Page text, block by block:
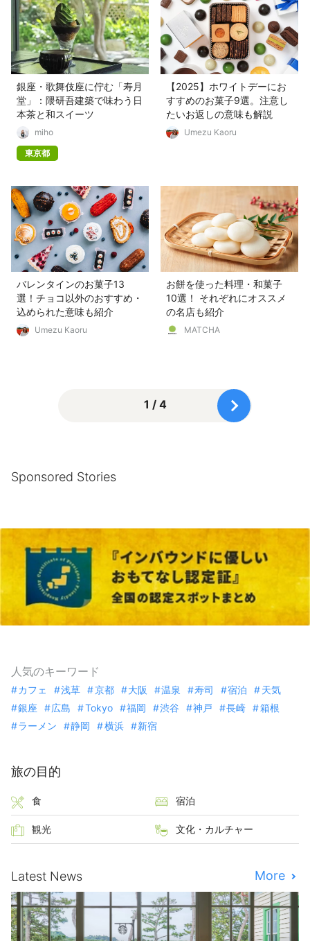
銀座・歌舞伎座に佇む「寿月
堂」：隈研吾建築で味わう日
本茶と和スイーツ
miho
東京都
【2025】ホワイトデーにお
すすめのお菓子9選。注意し
たいお返しの意味も解説
Umezu Kaoru
バレンタインのお菓子13
選！チョコ以外のおすすめ・
込められた意味も紹介
Umezu Kaoru
お餅を使った料理・和菓子
10選！ それぞれにオススメ
の名店も紹介
MATCHA
1 / 4
Sponsored Stories
人気のキーワード
カフェ 浅草 京都 大阪 温泉 寿司 宿泊
天気
銀座
広島 Tokyo 福岡 渋谷 神戸 長崎
箱根
ラーメン
静岡 横浜 新宿
旅の目的
食 宿泊
観光 文化・カルチャー
Latest News More